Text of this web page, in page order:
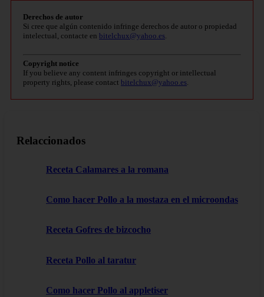
Derechos de autor
Si cree que algún contenido infringe derechos de autor o propiedad
intelectual, contacte en bitelchux@yahoo.es.
Copyright notice
If you believe any content infringes copyright or intellectual
property rights, please contact bitelchux@yahoo.es.
Relaccionados
Receta Calamares a la romana
Como hacer Pollo a la mostaza en el microondas
Receta Gofres de bizcocho
Receta Pollo al taratur
Como hacer Pollo al appletiser